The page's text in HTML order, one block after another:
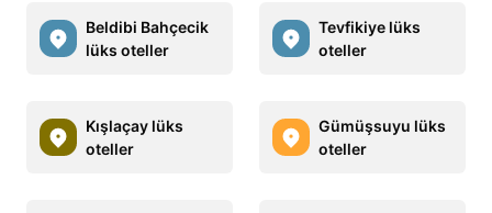
Beldibi Bahçecik
lüks oteller
Tevfikiye lüks
oteller
Kışlaçay lüks
oteller
Gümüşsuyu lüks
oteller